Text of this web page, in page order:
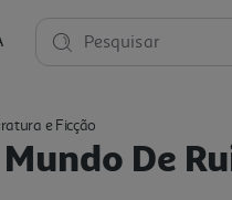
Pesquisar
e Ficção
De